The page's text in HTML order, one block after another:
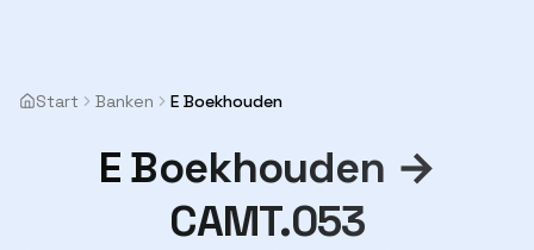
Start Banken E Boekhouden
E Boekhouden →
CAMT.053